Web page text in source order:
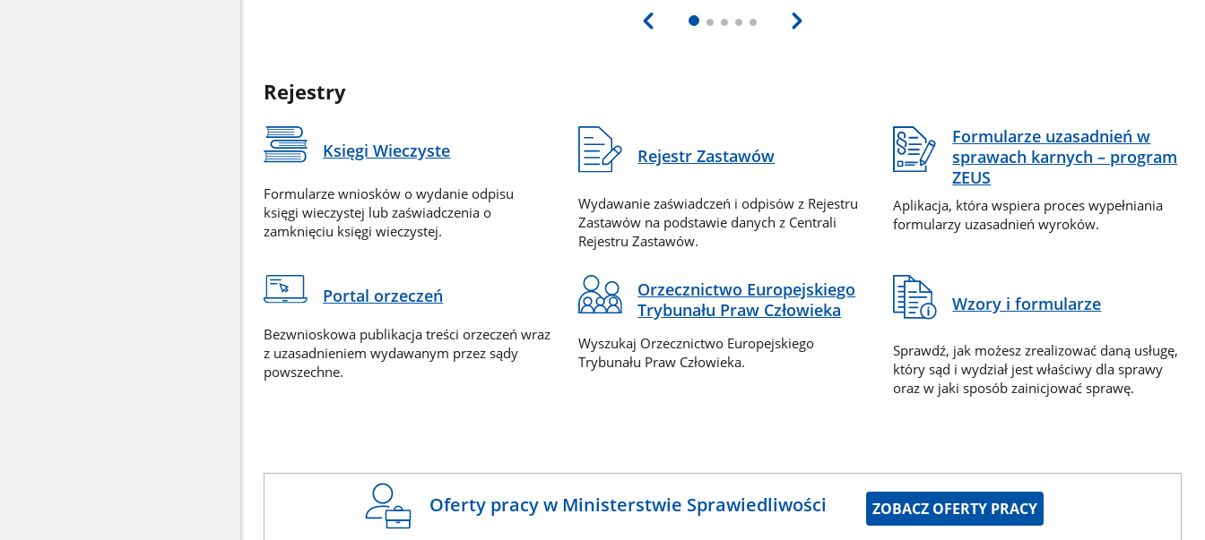
Rejestry
Księgi Wieczyste
Formularze wniosków o wydanie odpisu
księgi wieczystej lub zaświadczenia o
zamknięciu księgi wieczystej.
Rejestr Zastawów
Wydawanie zaświadczeń i odpisów z Rejestru
Zastawów na podstawie danych z Centrali
Rejestru Zastawów.
Formularze uzasadnień w
sprawach karnych – program
ZEUS
Aplikacja, która wspiera proces wypełniania
formularzy uzasadnień wyroków.
Portal orzeczeń
Bezwnioskowa publikacja treści orzeczeń wraz
z uzasadnieniem wydawanym przez sądy
powszechne.
Orzecznictwo Europejskiego
Trybunału Praw Człowieka
Wyszukaj Orzecznictwo Europejskiego
Trybunału Praw Człowieka.
Wzory i formularze
Sprawdź, jak możesz zrealizować daną usługę,
który sąd i wydział jest właściwy dla sprawy
oraz w jaki sposób zainicjować sprawę.
Oferty pracy w Ministerstwie Sprawiedliwości ZOBACZ OFERTY PRACY